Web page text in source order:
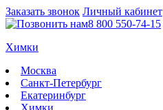
Заказать звонок Личный кабинет
8 800 550-74-15
Химки
Москва
Санкт-Петербург
Екатеринбург
Химки